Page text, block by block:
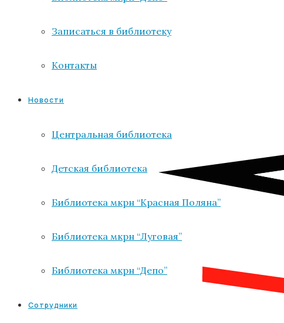
Записаться в библиотеку
Контакты
Новости
Центральная библиотека
Детская библиотека
Библиотека мкрн “Красная Поляна”
Библиотека мкрн “Луговая”
Библиотека мкрн “Депо”
Сотрудники